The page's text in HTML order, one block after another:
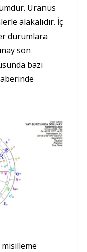
Uranüs
alakalıdır. İç
durumlara
son
bazı
misilleme